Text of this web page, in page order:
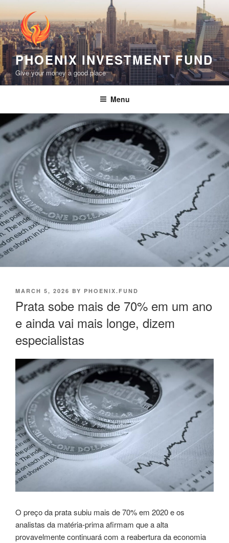
Skip
to
content
PHOENIX INVESTMENT FUND
Give your money a good place
Menu
POSTED
MARCH 5, 2026 BY PHOENIX.FUND
Prata sobe mais de 70% em um ano
e ainda vai mais longe, dizem
especialistas
O preço da prata subiu mais de 70% em 2020 e os
analistas da matéria-prima afirmam que a alta
provavelmente continuará com a reabertura da economia